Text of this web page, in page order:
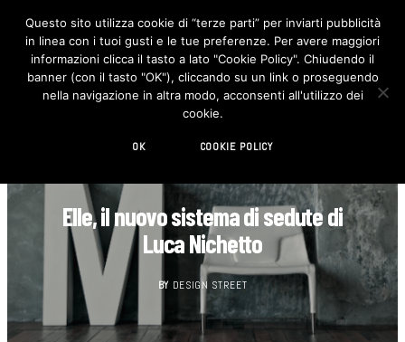
F
c
e
b
o
I
n
s
t
Elle, il nuovo sistema di sedute di
Luca Nichetto
BY DESIGN STREET
Questo sito utilizza cookie di “terze parti” per inviarti pubblicità
in linea con i tuoi gusti e le tue preferenze. Per avere maggiori
informazioni clicca il tasto a lato "Cookie Policy". Chiudendo il
banner (con il tasto "OK"), cliccando su un link o proseguendo
nella navigazione in altra modo, acconsenti all'utilizzo dei
cookie.
OK COOKIE POLICY